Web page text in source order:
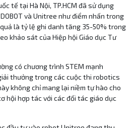
tế tại Hà Nội, TP.HCM đã sử dụng
và Unitree như điểm nhấn trong
là tỷ lệ ghi danh tăng 35-50% trong
khảo sát của Hiệp hội Giáo dục Tư
có chương trình STEM mạnh
thưởng trong các cuộc thi robotics
không chỉ mang lại niềm tự hào cho
hội hợp tác với các đối tác giáo dục